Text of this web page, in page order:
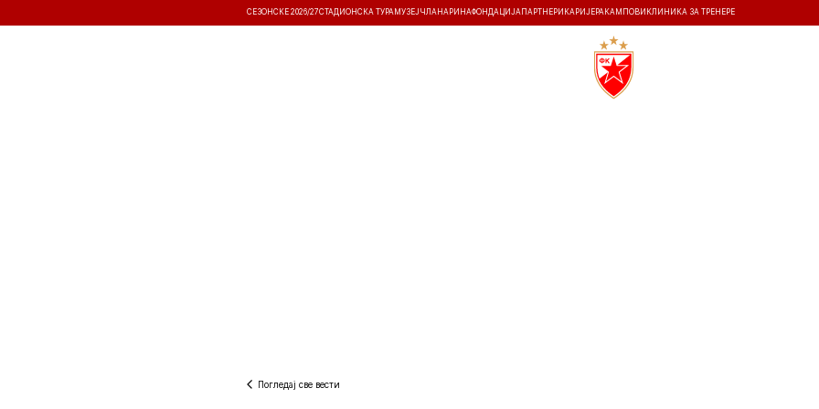
СЕЗОНСКЕ 2026/27СТАДИОНСКА ТУРА МУЗЕЈ ЧЛАНАРИНАФОНДАЦИЈА ПАРТНЕРИ КАРИЈЕРА КАМПОВИ КЛИНИКА ЗА ТРЕНЕРЕ
Погледај све вести